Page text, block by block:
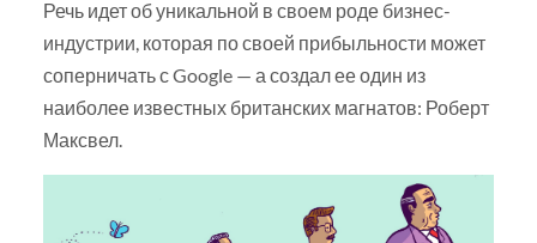
Речь идет об уникальной в своем роде бизнес-
индустрии, которая по своей прибыльности может
соперничать с Google — а создал ее один из
наиболее известных британских магнатов: Роберт
Максвел.